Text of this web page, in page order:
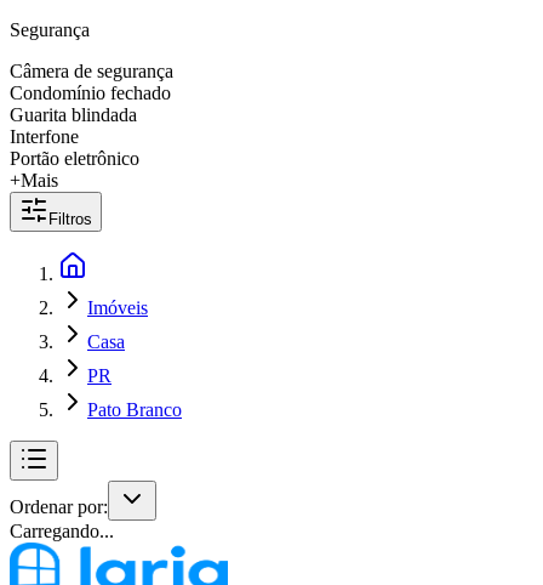
Segurança
Câmera de segurança
Condomínio fechado
Guarita blindada
Interfone
Portão eletrônico
+Mais
Filtros
Imóveis
Casa
PR
Pato Branco
Ordenar por:
Carregando...